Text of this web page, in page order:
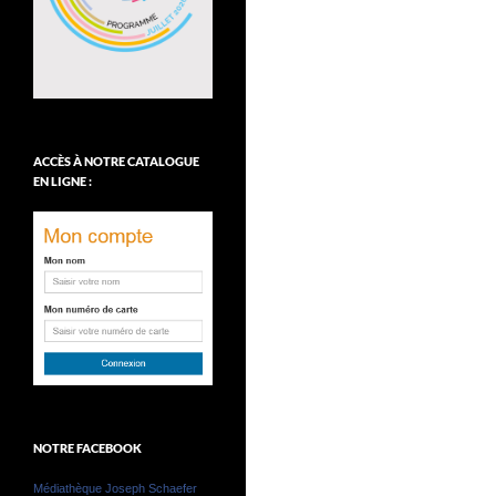
ACCÈS À NOTRE CATALOGUE
EN LIGNE :
NOTRE FACEBOOK
Médiathèque Joseph Schaefer